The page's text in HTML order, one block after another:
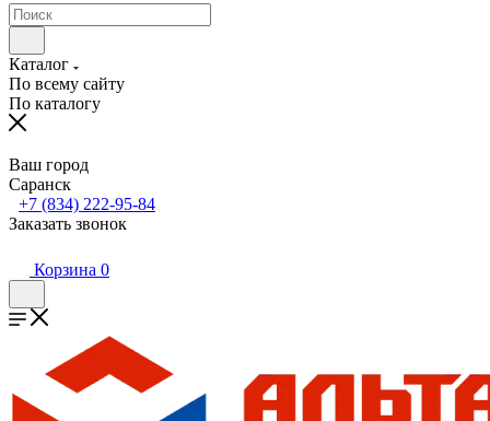
Каталог
По всему сайту
По каталогу
Ваш город
Саранск
+7 (834) 222-95-84
Заказать звонок
Корзина 0